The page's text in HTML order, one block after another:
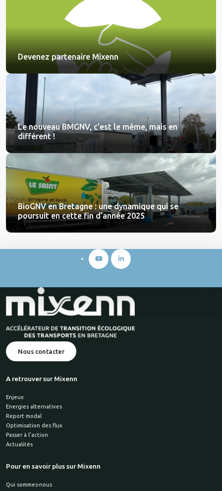
Devenez partenaire Mixenn
Le nouveau BMGNV, c’est le même, mais en
différent !
BioGNV en Bretagne : une dynamique qui se
poursuit en cette fin d’année 2025
Nous contacter
A retrouver sur Mixenn
Enjeux
Energies alternatives
Report modal
Optimisation des flux
Passer à l’action
Actualités
Pour en savoir plus sur Mixenn
Qui sommes-nous